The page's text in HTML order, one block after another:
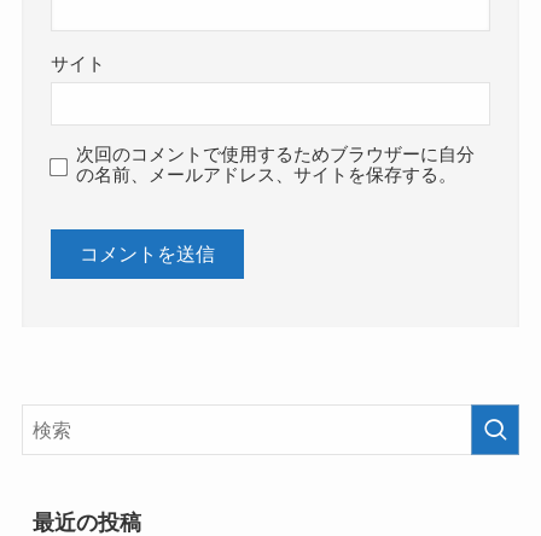
サイト
次回のコメントで使用するためブラウザーに自分
の名前、メールアドレス、サイトを保存する。
最近の投稿